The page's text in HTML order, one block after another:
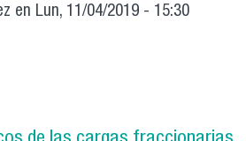
en Lun, 11/04/2019 - 15:30
And The
Problem In Quantum Gravity